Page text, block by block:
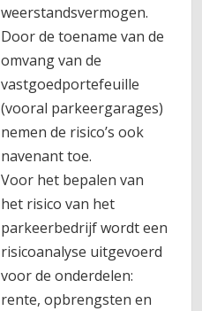
weerstandsvermogen.
Door de toename van de
omvang van de
vastgoedportefeuille
(vooral parkeergarages)
nemen de risico’s ook
navenant toe.
Voor het bepalen van
het risico van het
parkeerbedrijf wordt een
risicoanalyse uitgevoerd
voor de onderdelen:
rente, opbrengsten en